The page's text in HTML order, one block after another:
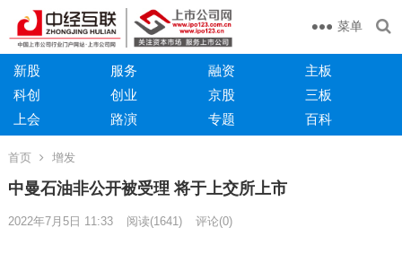
菜单
新股 服务 融资
主板
科创
创业 京股
三板
上会
路演 专题 百科
首页 增发
中曼石油非公开被受理 将于上交所上市
2022年7月5日 11:33 阅读(1641) 评论(0)